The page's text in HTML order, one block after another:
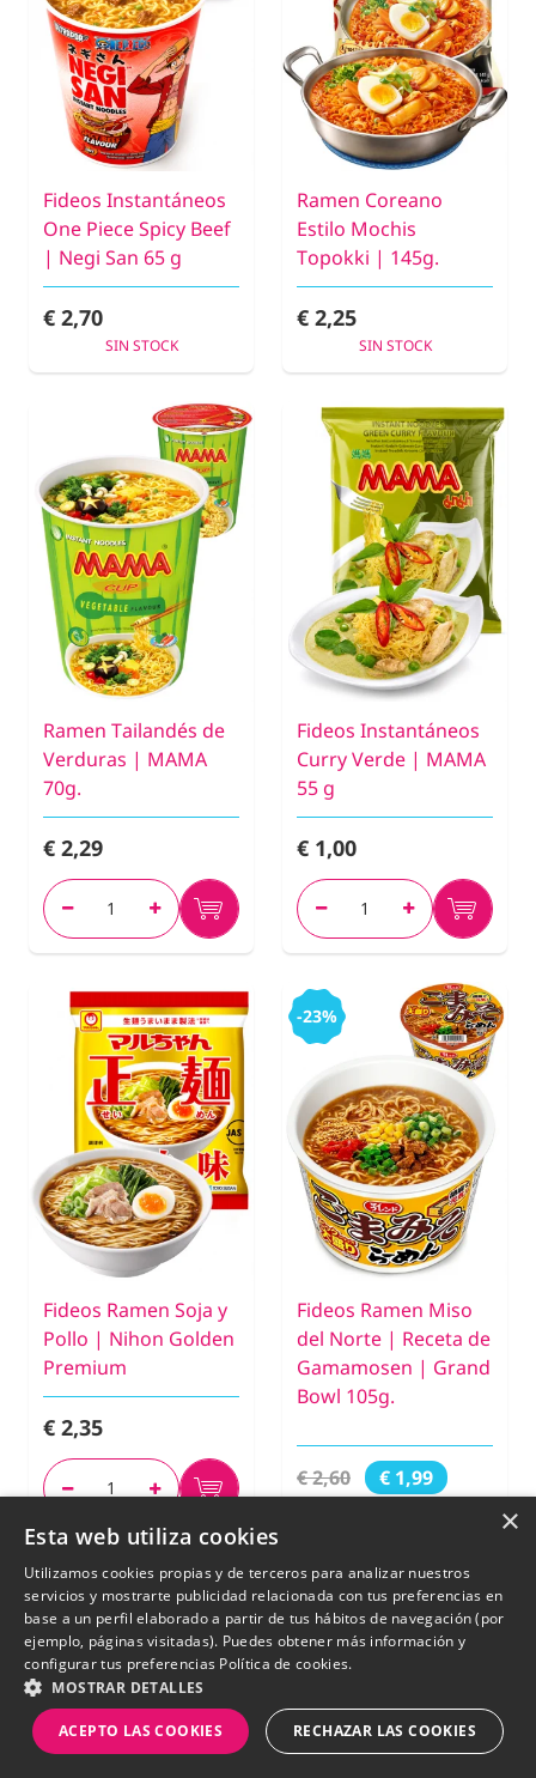
Fideos Instantáneos
One Piece Spicy Beef
| Negi San 65 g
€ 2,70
SIN STOCK
Ramen Coreano
Estilo Mochis
Topokki | 145g.
€ 2,25
SIN STOCK
Ramen Tailandés de
Verduras | MAMA
70g.
€ 2,29
Fideos Instantáneos
Curry Verde | MAMA
55 g
€ 1,00
Fideos Ramen Soja y
Pollo | Nihon Golden
Premium
€ 2,35
-23%
Fideos Ramen Miso
del Norte | Receta de
Gamamosen | Grand
Bowl 105g.
€ 2,60 € 1,99
-14% -6%
×
Esta web utiliza cookies
Utilizamos cookies propias y de terceros para analizar nuestros
servicios y mostrarte publicidad relacionada con tus preferencias en
base a un perfil elaborado a partir de tus hábitos de navegación (por
ejemplo, páginas visitadas). Puedes obtener más información y
configurar tus preferencias Política de cookies.
MOSTRAR DETALLES
ACEPTO LAS COOKIES RECHAZAR LAS COOKIES